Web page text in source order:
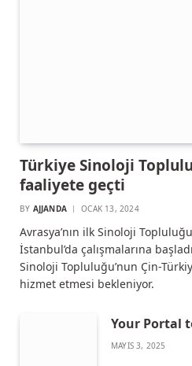
Türkiye Sinoloji
faaliyete geçti
BY AJJANDA OCAK 13, 2024
Avrasya’nın ilk Sinoloji
İstanbul’da çalışmalarına
Sinoloji Topluluğu’nun Çin-
hizmet etmesi bekleniyor.
Your Portal
MAYIS 3, 2025